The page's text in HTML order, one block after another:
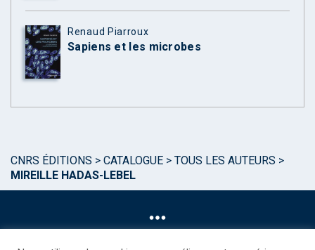
Renaud Piarroux
Sapiens et les microbes
CNRS ÉDITIONS > CATALOGUE > TOUS LES AUTEURS >
MIREILLE HADAS-LEBEL